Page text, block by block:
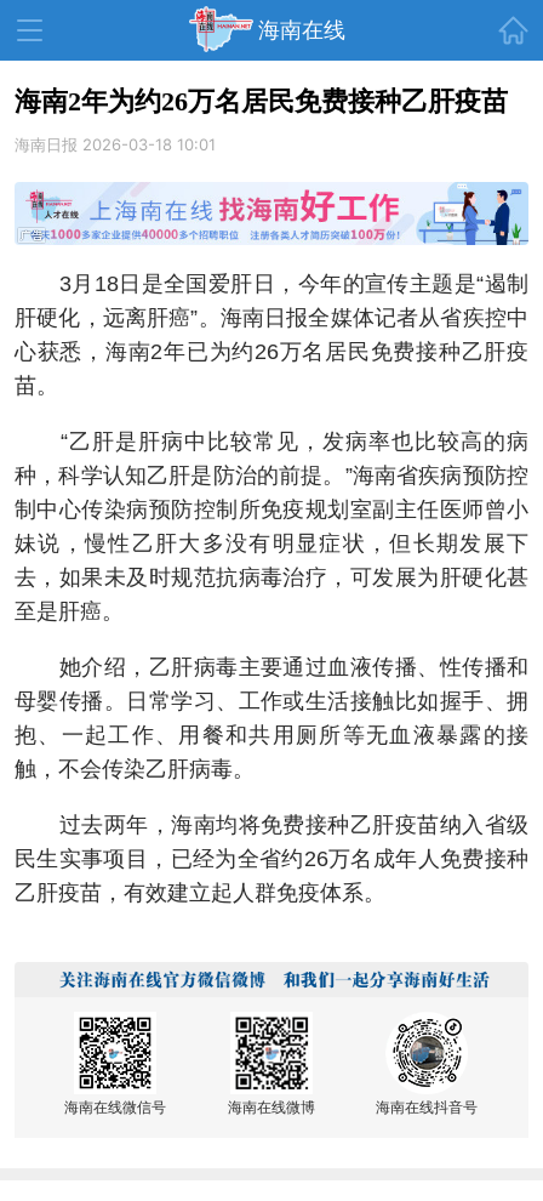
海南在线
资讯中心 热点
文体 财经
教育 健康 房产
家装 交通 美食
生活 演出 活动
展会
人才在线 天涯企服
海南2年为约26万名居民免费接种乙肝疫苗
海南日报 2026-03-18 10:01
3月18日是全国爱肝日，今年的宣传主题是“遏制
肝硬化，远离肝癌”。海南日报全媒体记者从省疾控中
心获悉，海南2年已为约26万名居民免费接种乙肝疫
苗。
“乙肝是肝病中比较常见，发病率也比较高的病
种，科学认知乙肝是防治的前提。”海南省疾病预防控
制中心传染病预防控制所免疫规划室副主任医师曾小
妹说，慢性乙肝大多没有明显症状，但长期发展下
去，如果未及时规范抗病毒治疗，可发展为肝硬化甚
至是肝癌。
她介绍，乙肝病毒主要通过血液传播、性传播和
母婴传播。日常学习、工作或生活接触比如握手、拥
抱、一起工作、用餐和共用厕所等无血液暴露的接
触，不会传染乙肝病毒。
过去两年，海南均将免费接种乙肝疫苗纳入省级
民生实事项目，已经为全省约26万名成年人免费接种
乙肝疫苗，有效建立起人群免疫体系。
海南在线微信号 海南在线微博 海南在线抖音号